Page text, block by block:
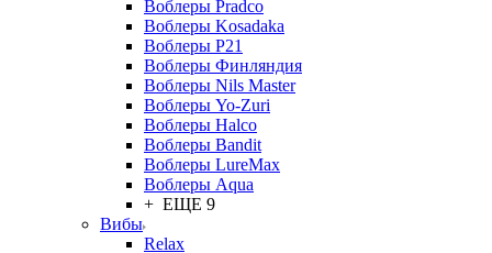
Воблеры Pradco
Воблеры Kosadaka
Воблеры P21
Воблеры Финляндия
Воблеры Nils Master
Воблеры Yo-Zuri
Воблеры Halco
Воблеры Bandit
Воблеры LureMax
Воблеры Aqua
+ ЕЩЕ 9
Вибы
Relax